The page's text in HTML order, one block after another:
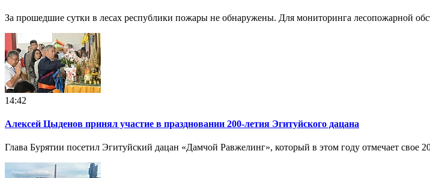
За прошедшие сутки в лесах республики пожары не обнаружены. Для мониторинга лесопожарной
14:42
Алексей Цыденов принял участие в праздновании 200-летия Эгитуйского дацана
Глава Бурятии посетил Эгитуйский дацан «Дамчой Равжелинг», который в этом году отмечает свое